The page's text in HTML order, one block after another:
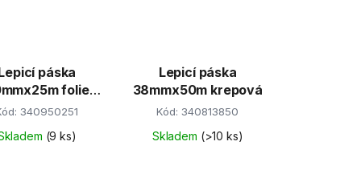
páska
folie
340950251
(9 ks)
Lepicí páska
38mmx50m krepová
Kód:340813850
Skladem (>10 ks)